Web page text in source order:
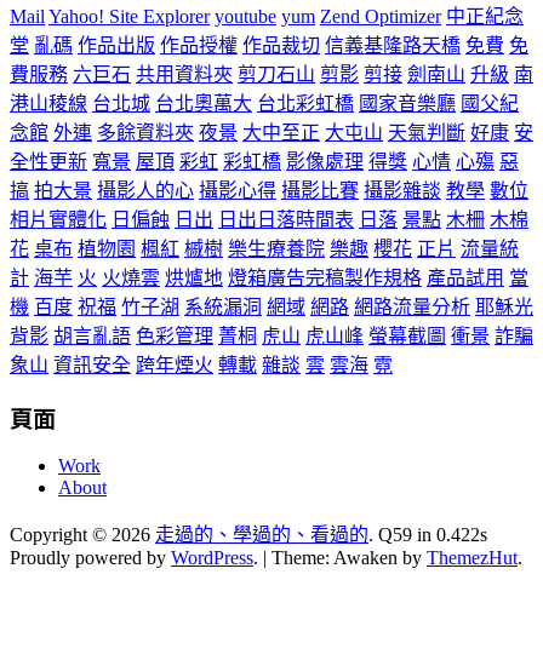
Mail Yahoo! Site Explorer youtube yum Zend Optimizer 中正紀念
堂 亂碼 作品出版 作品授權 作品裁切 信義基隆路天橋 免費 免
費服務 六巨石 共用資料夾 剪刀石山 剪影 剪接 劍南山 升級 南
港山稜線 台北城 台北奧萬大 台北彩虹橋 國家音樂廳 國父紀
念館 外連 多餘資料夾 夜景 大中至正 大屯山 天氣判斷 好康 安
全性更新 寬景 屋頂 彩虹 彩虹橋 影像處理 得獎 心情 心殤 惡
搞 拍大景 攝影人的心 攝影心得 攝影比賽 攝影雜談 教學 數位
相片實體化 日偏蝕 日出 日出日落時間表 日落 景點 木柵 木棉
花 桌布 植物園 楓紅 槭樹 樂生療養院 樂趣 櫻花 正片 流量統
計 海芋 火 火燒雲 烘爐地 燈箱廣告完稿製作規格 產品試用 當
機 百度 祝福 竹子湖 系統漏洞 網域 網路 網路流量分析 耶穌光
背影 胡言亂語 色彩管理 菁桐 虎山 虎山峰 螢幕截圖 衝景 詐騙
象山 資訊安全 跨年煙火 轉載 雜談 雲 雲海 霓
頁面
Work
About
Copyright © 2026 走過的、學過的、看過的. Q59 in 0.422s
Proudly powered by WordPress. | Theme: Awaken by ThemezHut.